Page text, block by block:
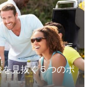
見抜く５つのポ